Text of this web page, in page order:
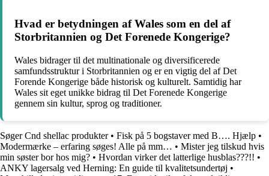
Hvad er betydningen af Wales som en del af
Storbritannien og Det Forenede Kongerige?
Wales bidrager til det multinationale og diversificerede
samfundsstruktur i Storbritannien og er en vigtig del af Det
Forende Kongerige både historisk og kulturelt. Samtidig har
Wales sit eget unikke bidrag til Det Forenede Kongerige
gennem sin kultur, sprog og traditioner.
Søger Cnd shellac produkter• Fisk på 5 bogstaver med B…. Hjælp •
Modermærke – erfaring søges! Alle på mm… • Mister jeg tilskud hvis
min søster bor hos mig? • Hvordan virker det latterlige husblas???!! •
ANKY lagersalg ved Herning: En guide til kvalitetsundertøj •